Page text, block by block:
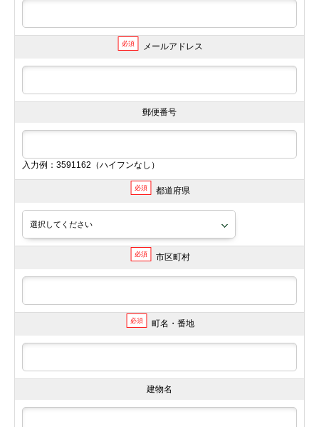
必須 メールアドレス
郵便番号
入力例：3591162（ハイフンなし）
必須 都道府県
必須 市区町村
必須 町名・番地
建物名